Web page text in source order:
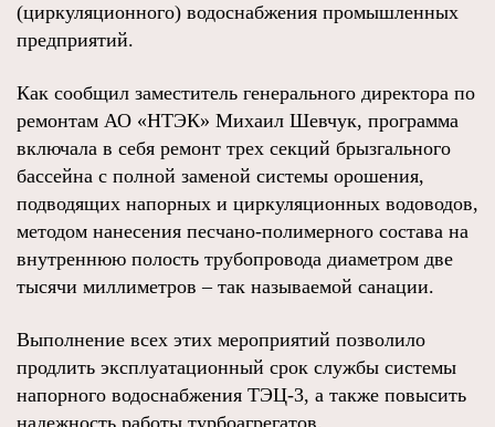
(циркуляционного) водоснабжения промышленных
предприятий.
Как сообщил заместитель генерального директора по
ремонтам АО «НТЭК» Михаил Шевчук, программа
включала в себя ремонт трех секций брызгального
бассейна с полной заменой системы орошения,
подводящих напорных и циркуляционных водоводов,
методом нанесения песчано-полимерного состава на
внутреннюю полость трубопровода диаметром две
тысячи миллиметров – так называемой санации.
Выполнение всех этих мероприятий позволило
продлить эксплуатационный срок службы системы
напорного водоснабжения ТЭЦ-3, а также повысить
надежность работы турбоагрегатов.